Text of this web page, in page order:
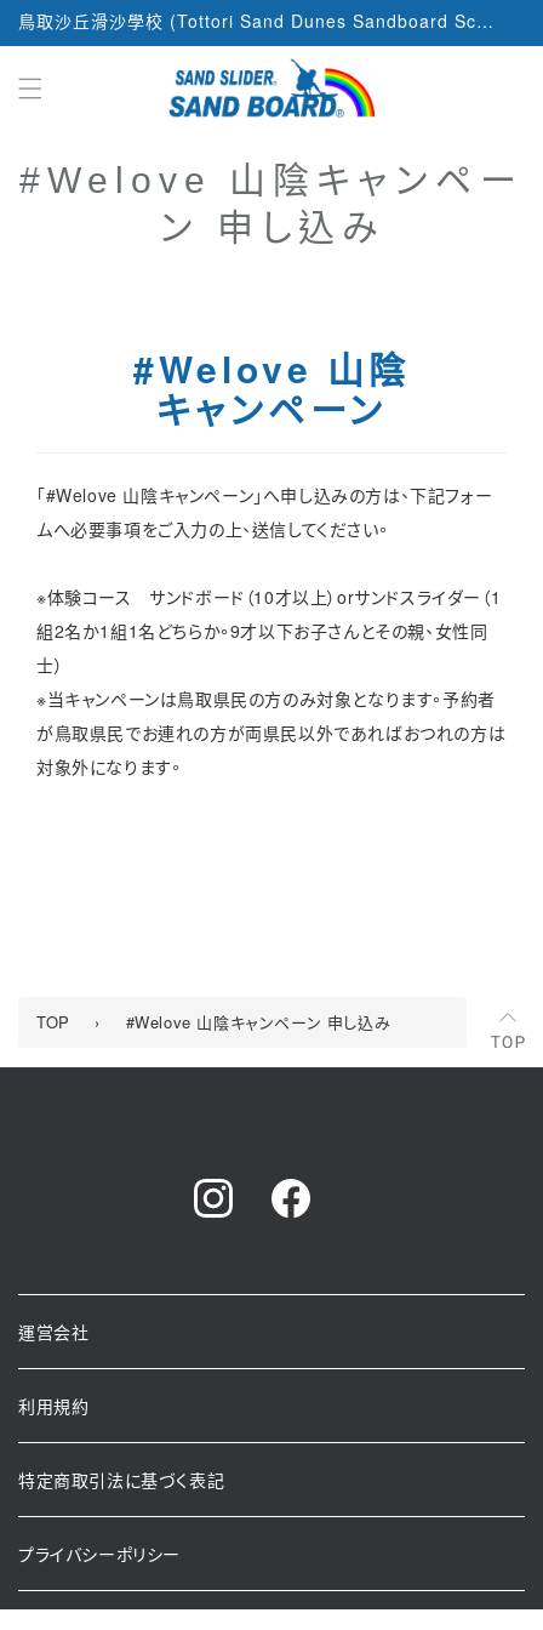
跳至內
容
鳥取沙丘滑沙學校 (Tottori Sand Dunes Sandboard School)，日本唯一提供滑沙體驗與課程的滑沙學校。
#Welove 山陰キャンペー
ン 申し込み
#Welove 山陰
キャンペーン
「#Welove 山陰キャンペーン」へ申し込みの方は、下記フォー
ムへ必要事項をご入力の上、送信してください。
※体験コース サンドボード（10才以上）orサンドスライダー（1
組2名か1組1名どちらか。9才以下お子さんとその親、女性同
士）
※当キャンペーンは鳥取県民の方のみ対象となります。予約者
が鳥取県民でお連れの方が両県民以外であればおつれの方は
対象外になります。
TOP › #Welove 山陰キャンペーン 申し込み
運営会社
利用規約
特定商取引法に基づく表記
プライバシーポリシー